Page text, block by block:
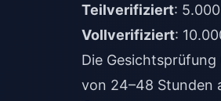
Teilverifiziert:
Vollverifiziert:
Die
von 24–48 Stunden